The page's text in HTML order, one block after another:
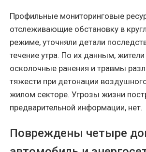
Профильные мониторинговые
отслеживающие обстановку в
режиме, уточняли детали
течение утра. По их данным, жители
осколочные ранения и травмы
тяжести при детонации
жилом секторе. Угрозы жизни
предварительной информации, нет.
Повреждены четыре